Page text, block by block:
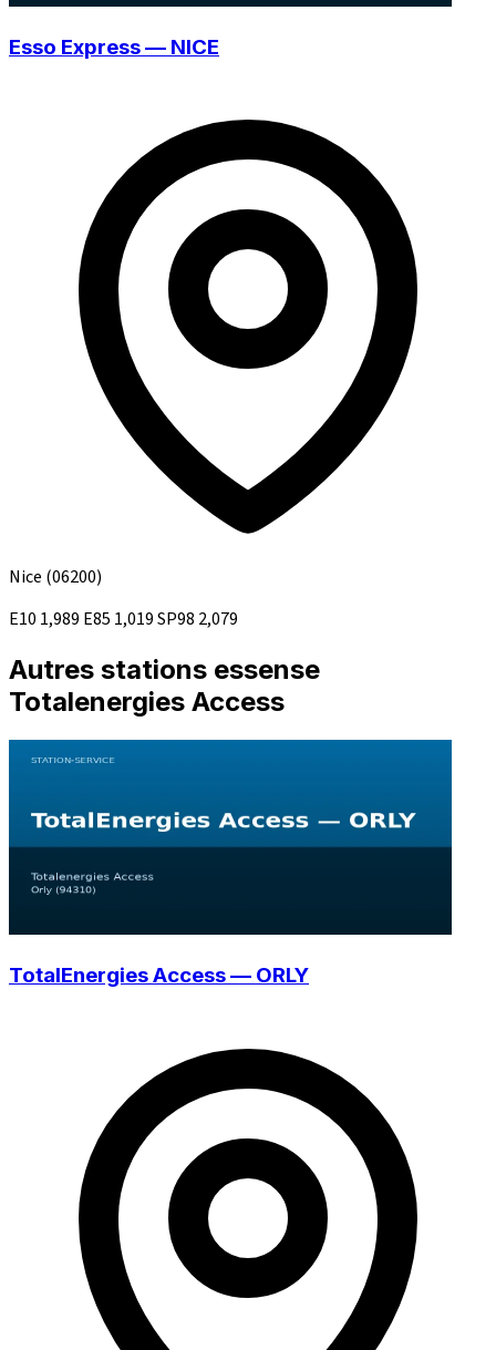
Esso Express — NICE
Nice (06200)
E10 1,989 E85 1,019SP98 2,079
Autres stations essense
Totalenergies Access
TotalEnergies Access — ORLY